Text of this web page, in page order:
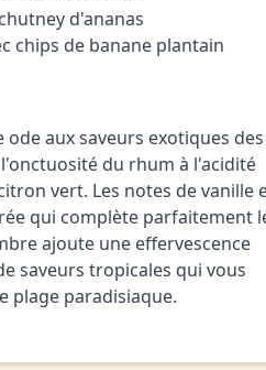
d'ananas
chips de banane plantain
ode aux saveurs exotiques des
du rhum à l'acidité
vert. Les notes de vanille
qui complète parfaitement
ajoute une effervescence
saveurs tropicales qui vous
plage paradisiaque.